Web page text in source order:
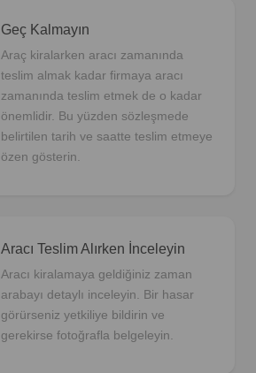
Geç Kalmayın
Araç kiralarken aracı zamanında
teslim almak kadar firmaya aracı
zamanında teslim etmek de o kadar
önemlidir. Bu yüzden sözleşmede
belirtilen tarih ve saatte teslim etmeye
özen gösterin.
Aracı Teslim Alırken İnceleyin
Aracı kiralamaya geldiğiniz zaman
arabayı detaylı inceleyin. Bir hasar
görürseniz yetkiliye bildirin ve
gerekirse fotoğrafla belgeleyin.